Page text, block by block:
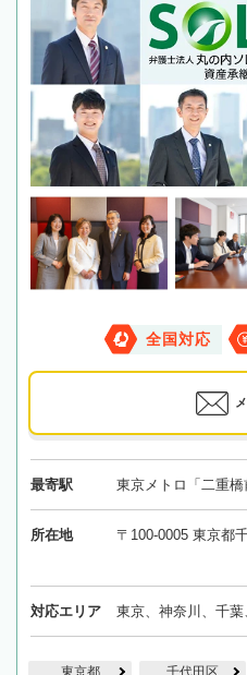
全国対応
最寄駅 東京メトロ「二重
所在地 〒100-0005 東京都
対応エリア 東京、神奈川、千
東京都 千代田区